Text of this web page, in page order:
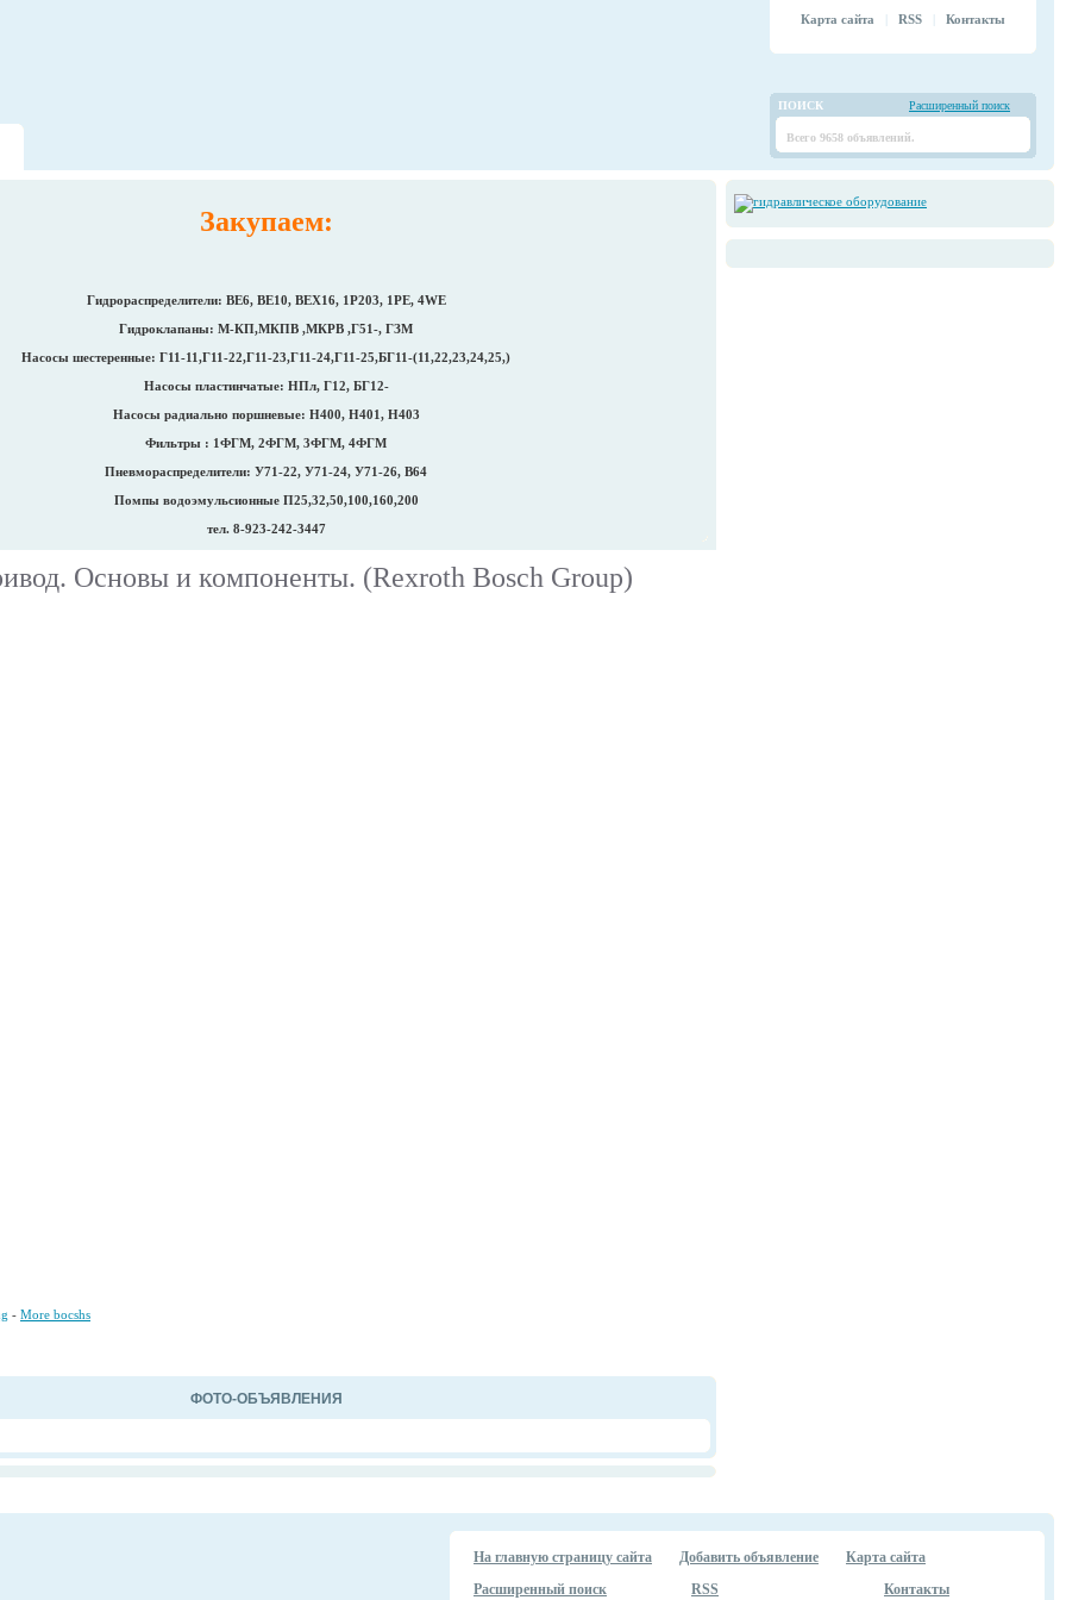
ПОИСК Расширенный поиск
Карта сайта RSS Контакты
Закупаем:
Гидрораспределители: ВЕ6, ВЕ10, ВЕХ16, 1Р203, 1РЕ, 4WE
Гидроклапаны: М-КП,МКПВ ,МКРВ ,Г51-, ГЗМ
Насосы шестеренные: Г11-11,Г11-22,Г11-23,Г11-24,Г11-25,БГ11-(11,22,23,24,25,)
Насосы пластинчатые: НПл, Г12, БГ12-
Насосы радиально поршневые: Н400, Н401, Н403
Фильтры : 1ФГМ, 2ФГМ, 3ФГМ, 4ФГМ
Пневмораспределители: У71-22, У71-24, У71-26, В64
Помпы водоэмульсионные П25,32,50,100,160,200
тел. 8-923-242-3447
Основы и компоненты. (Rexroth Bosch Group)
- More bocshs
ФОТО-ОБЪЯВЛЕНИЯ
На главную страницу сайта Добавить объявление
Карта сайта
Расширенный поиск
RSS Контакты